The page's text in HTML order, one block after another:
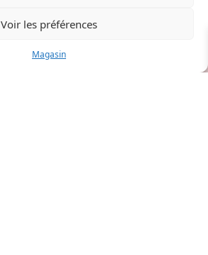
Voir les préférences
Magasin